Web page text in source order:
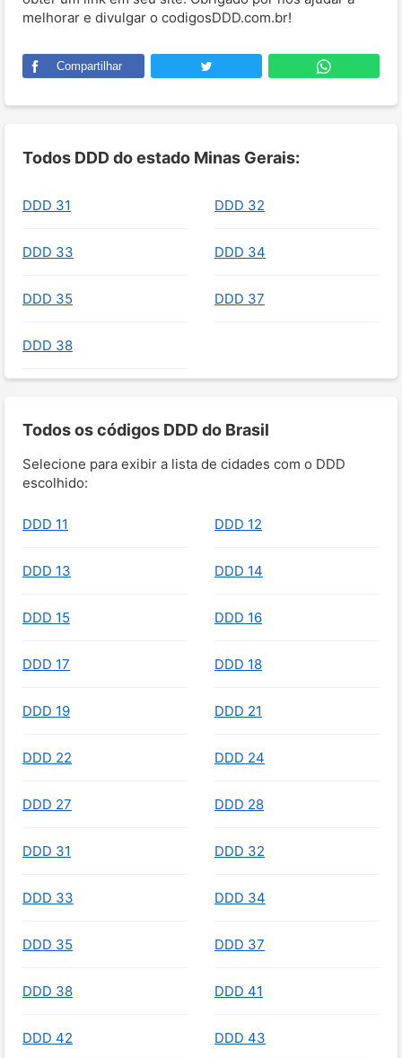
melhorar e divulgar o codigosDDD.com.br!
Compartilhar
Todos DDD do estado Minas Gerais:
DDD 31 DDD 32
DDD 33 DDD 34
DDD 35 DDD 37
DDD 38
Todos os códigos DDD do Brasil
Selecione para exibir a lista de cidades com o DDD
escolhido:
DDD 11 DDD 12
DDD 13 DDD 14
DDD 15 DDD 16
DDD 17 DDD 18
DDD 19 DDD 21
DDD 22 DDD 24
DDD 27 DDD 28
DDD 31 DDD 32
DDD 33 DDD 34
DDD 35 DDD 37
DDD 38 DDD 41
DDD 42 DDD 43